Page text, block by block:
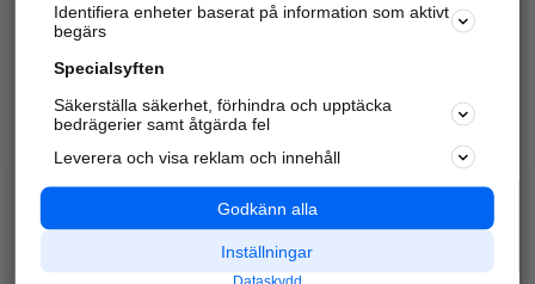
samarbetspartners nära dig.
Alla kategorier
Populära sökningar
API & Kartor
Annonsera
Integritet
Nödnummer
Identifiera enheter baserat på information som aktivt
begärs
Specialsyften
Säkerställa säkerhet, förhindra och upptäcka
bedrägerier samt åtgärda fel
Leverera och visa reklam och innehåll
Godkänn alla
Inställningar
Dataskydd